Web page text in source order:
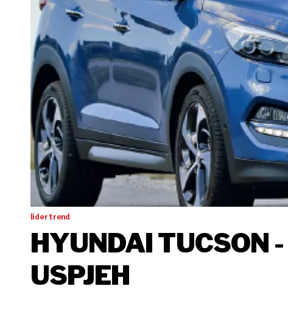
lider trend
HYUNDAI TUCSON
USPJEH